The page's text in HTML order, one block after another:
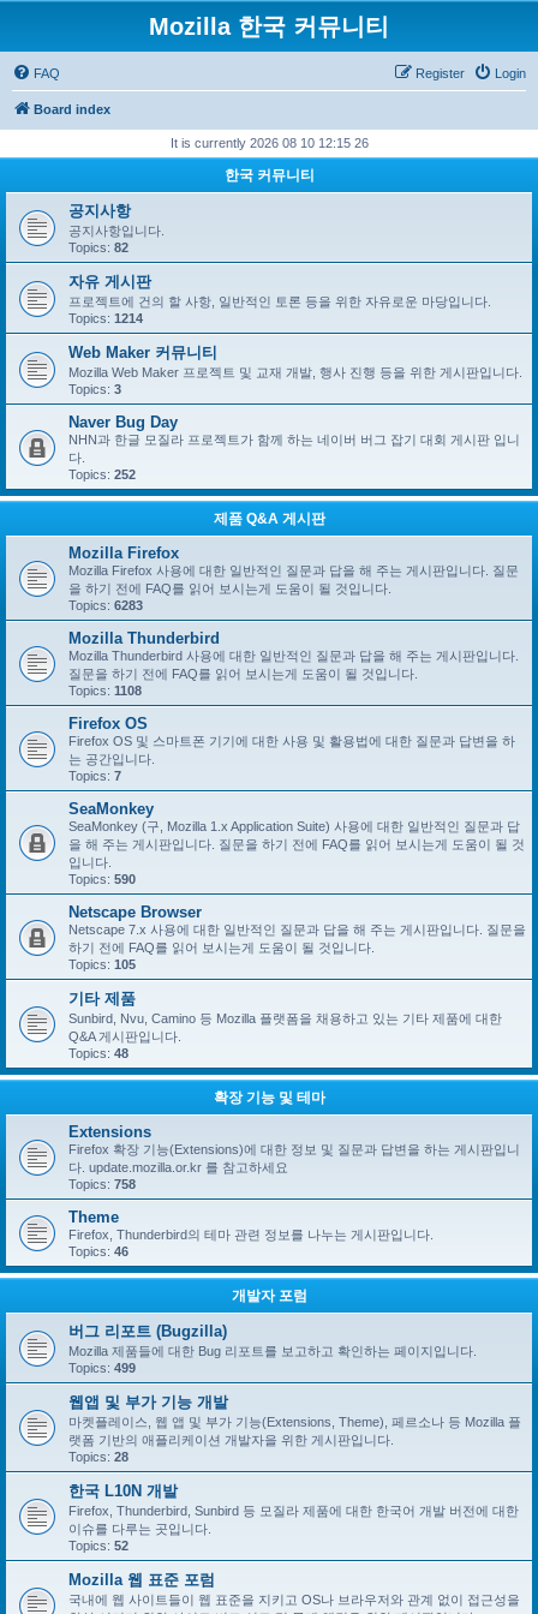
Mozilla 한국 커뮤니티
FAQ Login
Register
Board index
It is currently 2026 08 10 12:15 26
한국 커뮤니티
공지사항
공지사항입니다.
Topics: 82
자유 게시판
프로젝트에 건의 할 사항, 일반적인 토론 등을 위한 자유로운 마당입니다.
Topics: 1214
Web Maker 커뮤니티
Mozilla Web Maker 프로젝트 및 교재 개발, 행사 진행 등을 위한 게시판입니다.
Topics: 3
Naver Bug Day
NHN과 한글 모질라 프로젝트가 함께 하는 네이버 버그 잡기 대회 게시판 입니
다.
Topics: 252
제품 Q&A 게시판
Mozilla Firefox
Mozilla Firefox 사용에 대한 일반적인 질문과 답을 해 주는 게시판입니다. 질문
을 하기 전에 FAQ를 읽어 보시는게 도움이 될 것입니다.
Topics: 6283
Mozilla Thunderbird
Mozilla Thunderbird 사용에 대한 일반적인 질문과 답을 해 주는 게시판입니다.
질문을 하기 전에 FAQ를 읽어 보시는게 도움이 될 것입니다.
Topics: 1108
Firefox OS
Firefox OS 및 스마트폰 기기에 대한 사용 및 활용법에 대한 질문과 답변을 하
는 공간입니다.
Topics: 7
SeaMonkey
SeaMonkey (구, Mozilla 1.x Application Suite) 사용에 대한 일반적인 질문과 답
을 해 주는 게시판입니다. 질문을 하기 전에 FAQ를 읽어 보시는게 도움이 될 것
입니다.
Topics: 590
Netscape Browser
Netscape 7.x 사용에 대한 일반적인 질문과 답을 해 주는 게시판입니다. 질문을
하기 전에 FAQ를 읽어 보시는게 도움이 될 것입니다.
Topics: 105
기타 제품
Sunbird, Nvu, Camino 등 Mozilla 플랫폼을 채용하고 있는 기타 제품에 대한
Q&A 게시판입니다.
Topics: 48
확장 기능 및 테마
Extensions
Firefox 확장 기능(Extensions)에 대한 정보 및 질문과 답변을 하는 게시판입니
다. update.mozilla.or.kr 를 참고하세요
Topics: 758
Theme
Firefox, Thunderbird의 테마 관련 정보를 나누는 게시판입니다.
Topics: 46
개발자 포럼
버그 리포트 (Bugzilla)
Mozilla 제품들에 대한 Bug 리포트를 보고하고 확인하는 페이지입니다.
Topics: 499
웹앱 및 부가 기능 개발
마켓플레이스, 웹 앱 및 부가 기능(Extensions, Theme), 페르소나 등 Mozilla 플
랫폼 기반의 애플리케이션 개발자을 위한 게시판입니다.
Topics: 28
한국 L10N 개발
Firefox, Thunderbird, Sunbird 등 모질라 제품에 대한 한국어 개발 버전에 대한
이슈를 다루는 곳입니다.
Topics: 52
Mozilla 웹 표준 포럼
국내에 웹 사이트들이 웹 표준을 지키고 OS나 브라우저와 관계 없이 접근성을